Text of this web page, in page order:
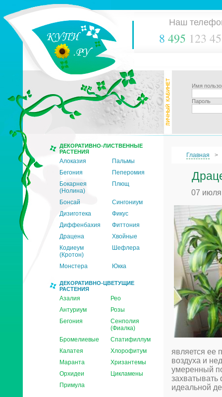
Наш
8 495 123
Имя
Пароль
ДЕКОРАТИВНО-ЛИСТВЕННЫЕ
РАСТЕНИЯ
Алоказия
Пальмы
Бегония
Пеперомия
Бокарнея
(Нолина)
Плющ
Бонсай
Сингониум
Дизиготека
Фикус
Диффенбахия
Фиттония
Драцена
Хвойные
Кодиеум
(Кротон)
Шефлера
Монстера Юкка
ДЕКОРАТИВНО-ЦВЕТУЩИЕ
РАСТЕНИЯ
Азалия
Рео
Антуриум
Розы
Бегония
Сенполия
(Фиалка)
Бромелиевые
Спатифиллум
Калатея
Хлорофитум
Маранта
Хризантемы
Орхидеи
Цикламены
Примула
Главная
07
является ее
воздуха и
умеренный
захватывать
идеальной